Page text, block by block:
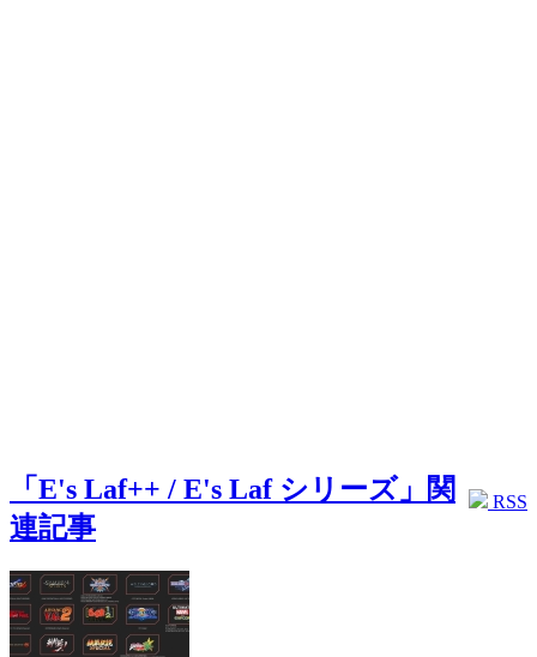
RSS
「E's Laf++ / E's Laf シリーズ」関
連記事